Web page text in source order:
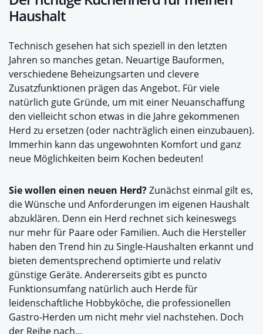
Haushalt
Technisch gesehen hat sich speziell in den letzten
Jahren so manches getan. Neuartige Bauformen,
verschiedene Beheizungsarten und clevere
Zusatzfunktionen prägen das Angebot. Für viele
natürlich gute Gründe, um mit einer Neuanschaffung
den vielleicht schon etwas in die Jahre gekommenen
Herd zu ersetzen (oder nachträglich einen einzubauen).
Immerhin kann das ungewohnten Komfort und ganz
neue Möglichkeiten beim Kochen bedeuten!
Sie wollen einen neuen Herd?Zunächst einmal gilt es,
die Wünsche und Anforderungen im eigenen Haushalt
abzuklären. Denn ein Herd rechnet sich keineswegs
nur mehr für Paare oder Familien. Auch die Hersteller
haben den Trend hin zu Single-Haushalten erkannt und
bieten dementsprechend optimierte und relativ
günstige Geräte. Andererseits gibt es puncto
Funktionsumfang natürlich auch Herde für
leidenschaftliche Hobbyköche, die professionellen
Gastro-Herden um nicht mehr viel nachstehen. Doch
der Reihe nach…